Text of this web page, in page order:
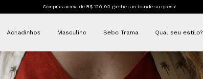
Compras acima de R$ 120,00 ganhe um brinde surpresa!
Achadinhos Masculino Sebo Trama Qual seu estilo?